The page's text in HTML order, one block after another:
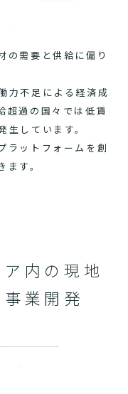
の需要と供給に偏り
力不足による経済成
超過の国々では低賃
しています。
ラットフォームを創
す。
内の現地
業開発